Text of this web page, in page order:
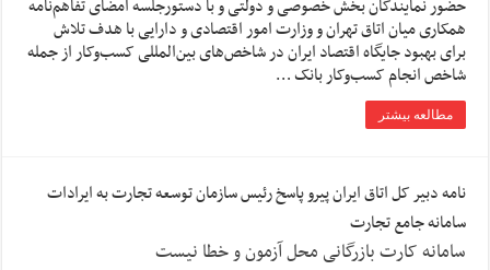
حضور نمایندگان بخش خصوصی و دولتی و با دستورجلسه امضای تفاهم‌نامه
همکاری میان اتاق تهران و وزارت امور اقتصادی و دارایی با هدف تلاش
برای بهبود جایگاه اقتصاد ایران در شاخص‌های بین‌المللی کسب‌وکار از جمله
شاخص انجام کسب‌وکار بانک …
مطالعه بیشتر
نامه دبیر کل اتاق ایران پیرو پاسخ رئیس سازمان توسعه تجارت به ایرادات
سامانه جامع تجارت
سامانه کارت بازرگانی محل آزمون و خطا نیست